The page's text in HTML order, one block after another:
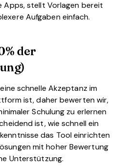
Apps, stellt Vorlagen bereit
Aufgaben einfach.
der
schnelle Akzeptanz im
ist, daher bewerten wir,
Schulung zu erlernen
ist, wie schnell ein
das Tool einrichten
mit hoher Bewertung
Unterstützung.